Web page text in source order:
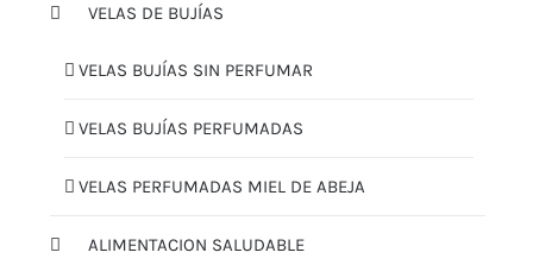
VELAS DE BUJÍAS
VELAS BUJÍAS SIN PERFUMAR
VELAS BUJÍAS PERFUMADAS
VELAS PERFUMADAS MIEL DE ABEJA
ALIMENTACION SALUDABLE